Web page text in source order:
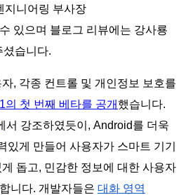
지니어링 부사장
있으며 블로그 리뷰에는 강사룡
셨습니다.
, 각종 컨트롤 및 개인정보 보호를
의 첫 번째 베타를 공개 했습니다.
서 강조하였듯이, Android를 더욱
있게 만들어 사용자가 스마트 기기
돕고, 민감한 정보에 대한 사용자
니다. 개발자들은 대화 영역